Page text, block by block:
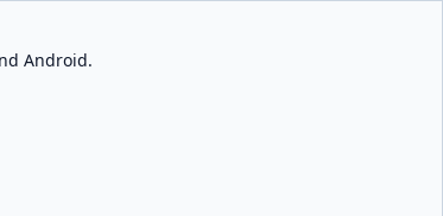
Android.